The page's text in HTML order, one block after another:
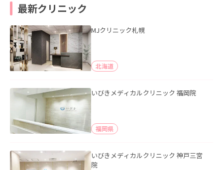
最新クリニック
MJクリニック札幌
北海道
いびきメディカルクリニック 福岡院
福岡県
いびきメディカルクリニック 神戸三宮
院